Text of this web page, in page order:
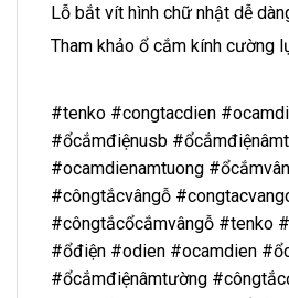
Lỗ bắt vít hình chữ nhật dễ
Tham khảo ổ cắm kính cường
#tenko #congtacdien
#ổcắmđiệnusb
#ocamdienamtuong
#côngtắcvângỗ
#côngtắcổcắmvângỗ #tenko
#ổđiện #odien #ocamdien
#ổcắmđiệnâmtường